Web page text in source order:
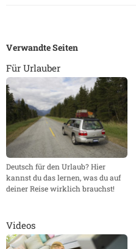
Verwandte Seiten
Für Urlauber
Deutsch für den Urlaub? Hier
kannst du das lernen, was du auf
deiner Reise wirklich brauchst!
Videos